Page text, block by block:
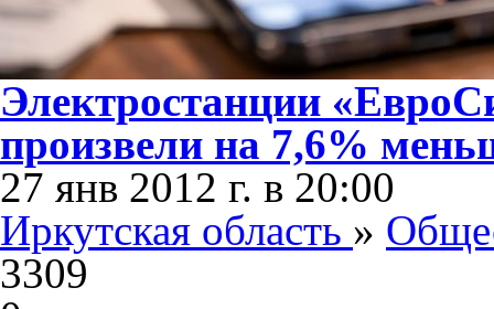
Электростанции
произвели на 7,6%
27 янв 2012 г. в 20:00
Иркутская область »
3309